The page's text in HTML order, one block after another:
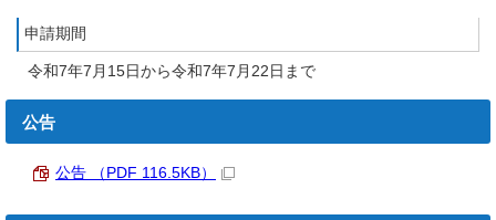
申請期間
令和7年7月15日から令和7年7月22日まで
公告
公告 （PDF 116.5KB）